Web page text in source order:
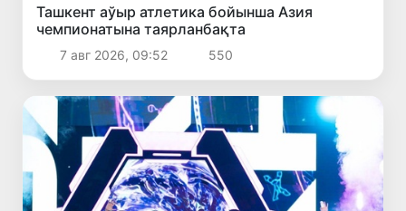
Ташкент аўыр атлетика бойынша Азия
чемпионатына таярланбақта
7 авг 2026, 09:52 550